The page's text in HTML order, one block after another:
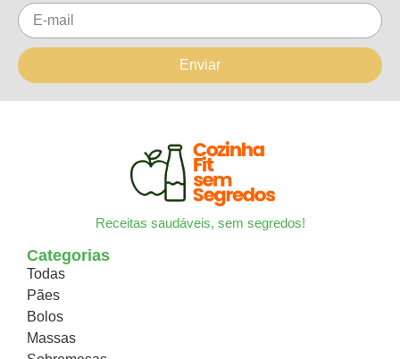
Enviar
Receitas saudáveis, sem segredos!
Categorias
Todas
Pães
Bolos
Massas